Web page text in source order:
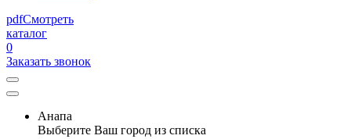
pdfСмотреть
каталог
0
Заказать звонок
Анапа
Выберите Ваш город из списка